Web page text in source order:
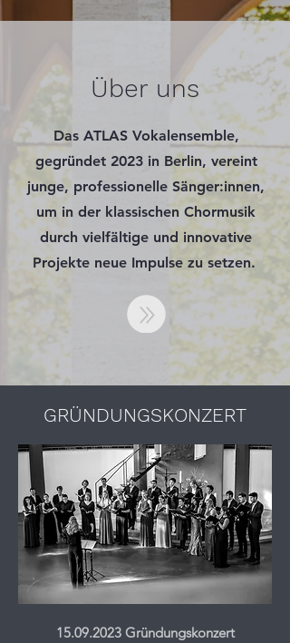
Über uns
Das ATLAS Vokalensemble,
gegründet 2023 in Berlin, vereint
junge, professionelle Sänger:innen,
um in der klassischen Chormusik
durch vielfältige und innovative
Projekte neue Impulse zu setzen.
GRÜNDUNGSKONZERT
15.09.2023Gründungskonzert